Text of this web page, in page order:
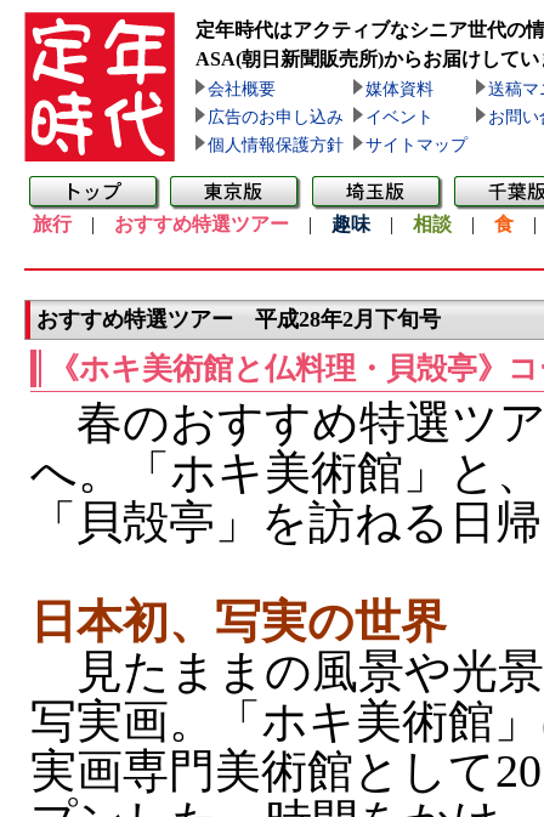
定年時代はアクティブなシニア世代の
ASA(朝日新聞販売所)からお届けしてい
会社概要 媒体資料
送稿マ
広告のお申し込み
イベント
お問い
個人情報保護方針
サイトマップ
旅行| おすすめ特選ツアー | 趣味 | 相談 | 食
おすすめ特選ツアー 平成28年2月下旬号
《ホキ美術館と仏料理・貝殻亭》
春のおすすめ特選ツ
へ。「ホキ美術館」と
「貝殻亭」を訪ねる日
日本初、写実の世界
見たままの風景や光
写実画。「ホキ美術館
実画専門美術館として